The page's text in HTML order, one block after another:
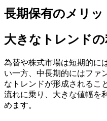
長期保有のメリッ
大きなトレンド
為替や株式市場は短期的に
い一方、中長期的にはファ
なトレンドが形成されるこ
流れに乗り、大きな値幅を
めます。